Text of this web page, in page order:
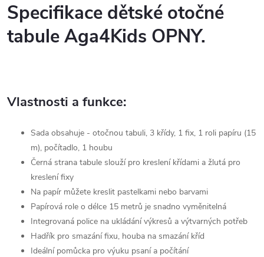
Specifikace dětské otočné
tabule Aga4Kids OPNY.
Vlastnosti a funkce:
Sada obsahuje - otočnou tabuli, 3 křídy, 1 fix, 1 roli papíru (15
m), počítadlo, 1 houbu
Černá strana tabule slouží pro kreslení křídami a žlutá pro
kreslení fixy
Na papír můžete kreslit pastelkami nebo barvami
Papírová role o délce 15 metrů je snadno vyměnitelná
Integrovaná police na ukládání výkresů a výtvarných potřeb
Hadřík pro smazání fixu, houba na smazání kříd
Ideální pomůcka pro výuku psaní a počítání